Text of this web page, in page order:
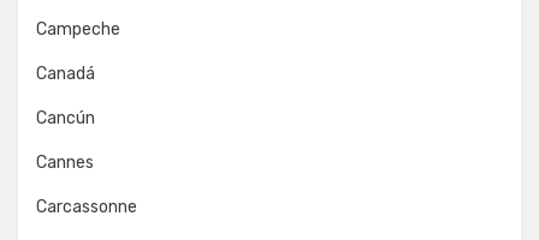
Campeche
Canadá
Cancún
Cannes
Carcassonne